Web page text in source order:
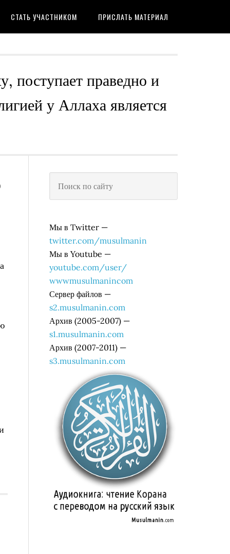
СТАТЬ УЧАСТНИКОМ ПРИСЛАТЬ МАТЕРИАЛ
поступает праведно и
у Аллаха является
Мы в Twitter —
twitter.com/musulmanin
Мы в Youtube —
youtube.com/user/
wwwmusulmanincom
Сервер файлов —
s2.musulmanin.com
Архив (2005-2007) —
s1.musulmanin.com
Архив (2007-2011) —
s3.musulmanin.com